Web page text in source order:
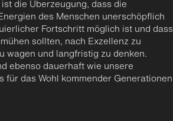
die Überzeugung, dass die
des Menschen unerschöpflich
Fortschritt möglich ist und dass
sollten, nach Exzellenz zu
wagen und langfristig zu denken.
ebenso dauerhaft wie unsere
für das Wohl kommender Generationen